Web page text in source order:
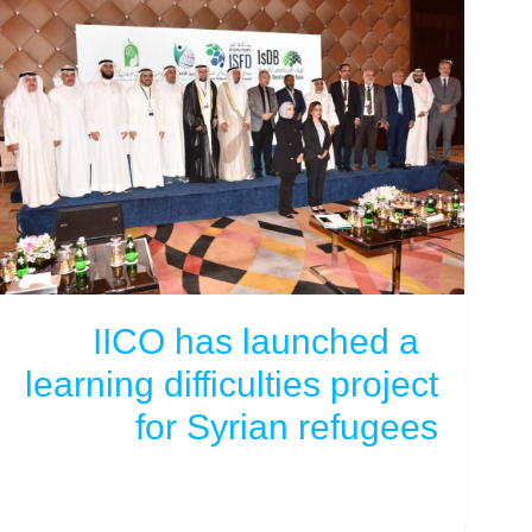
IICO has launched a
learning difficulties project
for Syrian refugees